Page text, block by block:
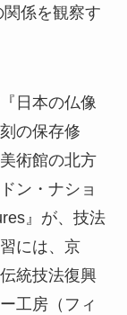
関係を観察す
日本の仏像
の保存修
術館の北方
ン・ナショ
』が、技法
には、京
統技法復興
工房（フィ